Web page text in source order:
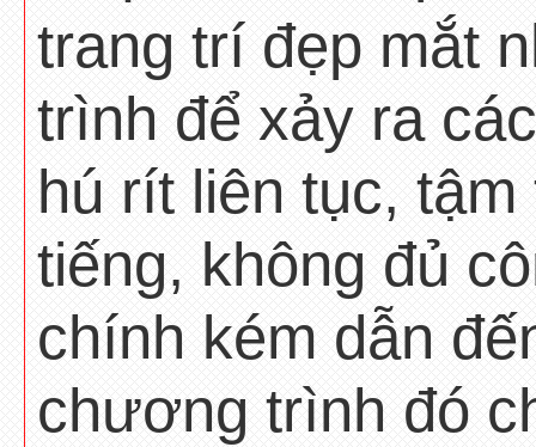
trang trí đẹp mắt
trình để xảy ra
hú rít liên tục,
tiếng, không đủ
chính kém dẫn
chương trình đó